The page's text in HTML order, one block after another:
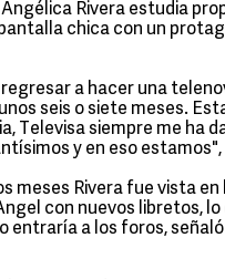
Rivera estudia
chica con un
a hacer una
seis o siete meses.
Televisa siempre me ha
y en eso
meses Rivera fue vista en
con nuevos libretos, lo
entraría a los foros,